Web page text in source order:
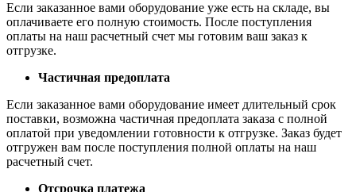
Если заказанное вами оборудование уже есть на складе, вы
оплачиваете его полную стоимость. После поступления
оплаты на наш расчетный счет мы готовим ваш заказ к
отгрузке.
Частичная предоплата
Если заказанное вами оборудование имеет длительный срок
поставки, возможна частичная предоплата заказа с полной
оплатой при уведомлении готовности к отгрузке. Заказ будет
отгружен вам после поступления полной оплаты на наш
расчетный счет.
Отсрочка платежа